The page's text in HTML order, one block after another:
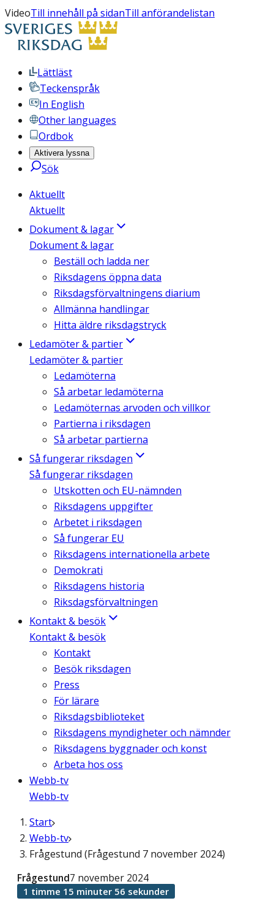
VideoTill innehåll på sidanTill anförandelistan
Lättläst
Teckenspråk
In English
Other languages
Ordbok
Aktivera lyssna
Sök
Aktuellt
Aktuellt
Dokument & lagar
Dokument & lagar
Beställ och ladda ner
Riksdagens öppna data
Riksdagsförvaltningens diarium
Allmänna handlingar
Hitta äldre riksdagstryck
Ledamöter & partier
Ledamöter & partier
Ledamöterna
Så arbetar ledamöterna
Ledamöternas arvoden och villkor
Partierna i riksdagen
Så arbetar partierna
Så fungerar riksdagen
Så fungerar riksdagen
Utskotten och EU-nämnden
Riksdagens uppgifter
Arbetet i riksdagen
Så fungerar EU
Riksdagens internationella arbete
Demokrati
Riksdagens historia
Riksdagsförvaltningen
Kontakt & besök
Kontakt & besök
Kontakt
Besök riksdagen
Press
För lärare
Riksdagsbiblioteket
Riksdagens myndigheter och nämnder
Riksdagens byggnader och konst
Arbeta hos oss
Webb-tv
Webb-tv
Start
Webb-tv
Frågestund (Frågestund 7 november 2024)
Frågestund7 november 2024
1 timme 15 minuter 56 sekunder